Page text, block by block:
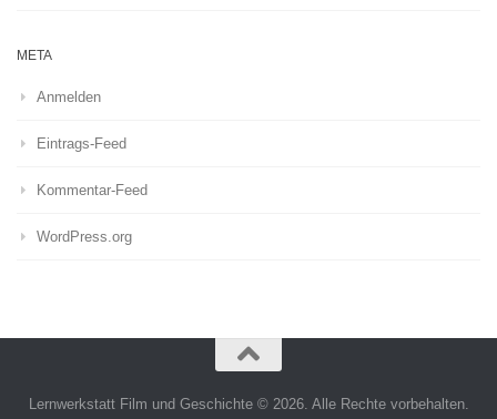
META
Anmelden
Eintrags-Feed
Kommentar-Feed
WordPress.org
Lernwerkstatt Film und Geschichte © 2026. Alle Rechte vorbehalten.